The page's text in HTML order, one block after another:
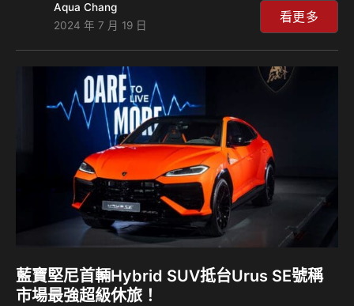
油小車代表Honda Fit e:HEV和島叔家中的Kymco Xciting
400來場油耗大比拼，兩輛車同時由內湖加油站出發、全程台
1線至新竹城隍廟吃碗阿忠剉冰，再一起從台1線回到內湖起
點，全程168.3km，在相同的條件及環境下，來場艷陽下的油
耗大比拼！測試結東後，兩台車在加95無鉛汽油、油槍跳停的
加油模式下，島叔手裡拿著一張200元、一張208元的加油發
Aqua Chang
2024 年 7 月 19 日
看更多
藍寶堅尼首輛Hybrid SUV抵台Urus SE號稱
市場最強超級休旅！